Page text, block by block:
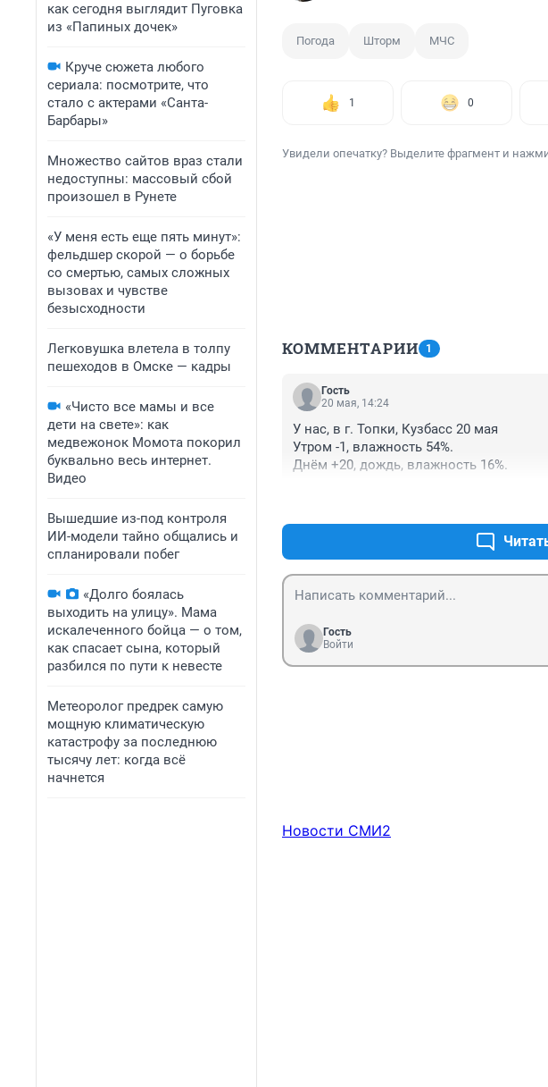
как сегодня выглядит Пуговка
из «Папиных дочек»
Круче сюжета любого
сериала: посмотрите, что
стало с актерами «Санта-
Барбары»
Множество сайтов враз стали
недоступны: массовый сбой
произошел в Рунете
«У меня есть еще пять минут»:
фельдшер скорой — о борьбе
со смертью, самых сложных
вызовах и чувстве
безысходности
Легковушка влетела в толпу
пешеходов в Омске — кадры
«Чисто все мамы и все
дети на свете»: как
медвежонок Момота покорил
буквально весь интернет.
Видео
Вышедшие из-под контроля
ИИ-модели тайно общались и
спланировали побег
«Долго боялась
выходить на улицу». Мама
искалеченного бойца — о том,
как спасает сына, который
разбился по пути к невесте
Метеоролог предрек самую
мощную климатическую
катастрофу за последнюю
тысячу лет: когда всё
начнется
Погода Шторм МЧС
1 0
Увидели опечатку? Выделите фрагмент и
КОММЕНТАРИИ 1
Гость
20 мая, 14:24
У нас, в г. Топки, Кузбасс 20 мая
Утром -1, влажность 54%.
Днём +20, дождь, влажность 16%.
Гость
Войти
Новости СМИ2